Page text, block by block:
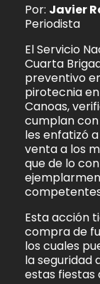
Por: Javier
Periodista
El Servicio
Cuarta
preventivo
pirotecnia
Canoas,
cumplan con
les enfatizó
venta a los
que de lo
Esta acción
compra de
los cuales
la seguridad
estas fiestas